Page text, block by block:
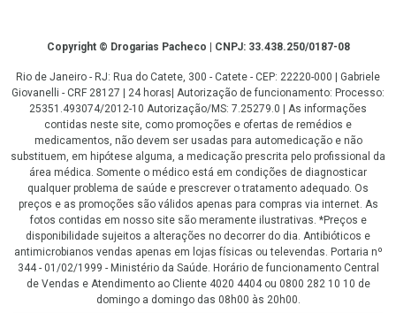
CopyrightCopyright © Drogarias Pacheco | CNPJ: 33.438.250/0187-08
Rio de Janeiro - RJ: Rua do Catete, 300 - Catete - CEP: 22220-000 | Gabriele
Giovanelli - CRF 28127 | 24 horas| Autorização de funcionamento: Processo:
25351.493074/2012-10 Autorização/MS: 7.25279.0 | As informações
contidas neste site, como promoções e ofertas de remédios e
medicamentos, não devem ser usadas para automedicação e não
substituem, em hipótese alguma, a medicação prescrita pelo profissional da
área médica. Somente o médico está em condições de diagnosticar
qualquer problema de saúde e prescrever o tratamento adequado. Os
preços e as promoções são válidos apenas para compras via internet. As
fotos contidas em nosso site são meramente ilustrativas. *Preços e
disponibilidade sujeitos a alterações no decorrer do dia. Antibióticos e
antimicrobianos vendas apenas em lojas físicas ou televendas. Portaria nº
344 - 01/02/1999 - Ministério da Saúde. Horário de funcionamento Central
de Vendas e Atendimento ao Cliente 4020 4404 ou 0800 282 10 10 de
domingo a domingo das 08h00 às 20h00.